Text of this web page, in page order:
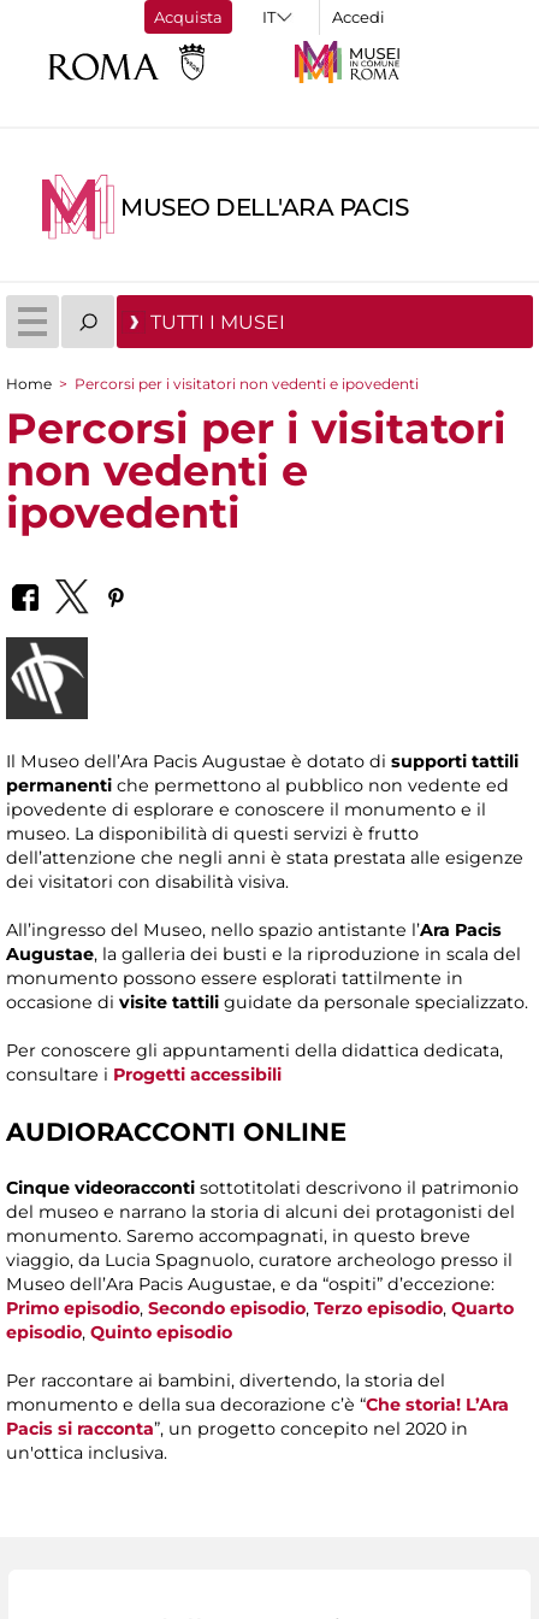
Acquista Accedi
MUSEO DELL'ARA PACIS
TUTTI I MUSEI
Tu sei qui
Home > Percorsi per i visitatori non vedenti e ipovedenti
Percorsi per i visitatori
non vedenti e
ipovedenti
Il Museo dell’Ara Pacis Augustae è dotato di supporti tattili
permanenti che permettono al pubblico non vedente ed
ipovedente di esplorare e conoscere il monumento e il
museo. La disponibilità di questi servizi è frutto
dell’attenzione che negli anni è stata prestata alle esigenze
dei visitatori con disabilità visiva.
All’ingresso del Museo, nello spazio antistante l’Ara Pacis
Augustae, la galleria dei busti e la riproduzione in scala del
monumento possono essere esplorati tattilmente in
occasione di visite tattili guidate da personale specializzato.
Per conoscere gli appuntamenti della didattica dedicata,
consultare i Progetti accessibili
AUDIORACCONTI ONLINE
Cinque videoracconti sottotitolati descrivono il patrimonio
del museo e narrano la storia di alcuni dei protagonisti del
monumento. Saremo accompagnati, in questo breve
viaggio, da Lucia Spagnuolo, curatore archeologo presso il
Museo dell’Ara Pacis Augustae, e da “ospiti” d’eccezione:
Primo episodio, Secondo episodio, Terzo episodio, Quarto
episodio, Quinto episodio
Per raccontare ai bambini, divertendo, la storia del
monumento e della sua decorazione c’è “Che storia! L’Ara
Pacis si racconta”, un progetto concepito nel 2020 in
un'ottica inclusiva.